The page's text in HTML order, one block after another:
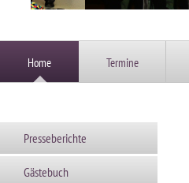
Home Termine
Presseberichte
Gästebuch